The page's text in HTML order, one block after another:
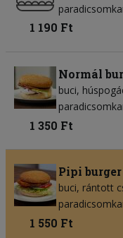
1 190 Ft
Normál
buci
1 350 Ft
Pipi burger
buci rántott
1 550 Ft